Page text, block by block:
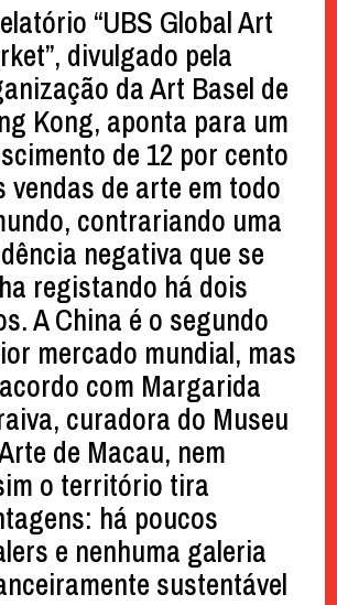
“UBS Global Art
divulgado pela
da Art Basel de
Kong, aponta para um
de 12 por cento
vendas de arte em todo
contrariando uma
negativa que se
registando há dois
A China é o segundo
mercado mundial, mas
com Margarida
curadora do Museu
de Macau, nem
o território tira
há poucos
e nenhuma galeria
sustentável